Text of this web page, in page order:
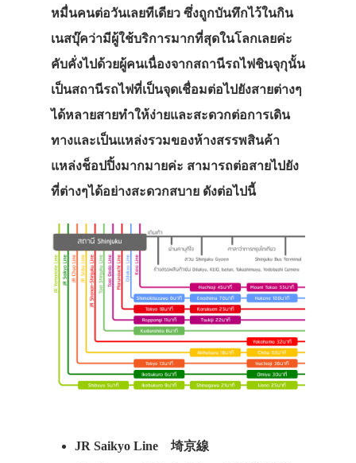
หมื่นคนต่อวันเลยทีเดียว ซึ่งถูกบันทึกไว้ในกิน
เนสบุ๊คว่ามีผู้ใช้บริการมากที่สุดในโลกเลยค่ะ
คับคั่งไปด้วยผู้คนเนื่องจากสถานีรถไฟชินจุกุนั้น
เป็นสถานีรถไฟที่เป็นจุดเชื่อมต่อไปยังสายต่างๆ
ได้หลายสายทำให้ง่ายและสะดวกต่อการเดิน
ทางและเป็นแหล่งรวมของห้างสรรพสินค้า
แหล่งช็อปปิ้งมากมายค่ะ สามารถต่อสายไปยัง
ที่ต่างๆได้อย่างสะดวกสบาย ดังต่อไปนี้
JR Saikyo Line 埼京線